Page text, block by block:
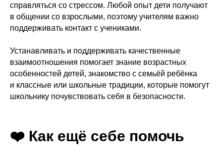
справляться со стрессом. Любой опыт дети получают
в общении со взрослыми, поэтому учителям важно
поддерживать контакт с учениками.
Устанавливать и поддерживать качественные
взаимоотношения помогает знание возрастных
особенностей детей, знакомство с семьёй ребёнка
и классные или школьные традиции, которые помогут
школьнику почувствовать себя в безопасности.
❤️ Как ещё себе помочь